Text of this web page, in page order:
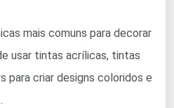
mais comuns para decorar
usar tintas acrílicas, tintas
para criar designs coloridos e